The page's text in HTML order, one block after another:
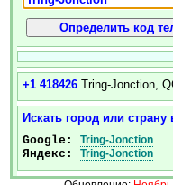
+1 418426 Tring-Jonction,
Искать город или страну
Google: Tring-Jonction
Яндекс: Tring-Jonction